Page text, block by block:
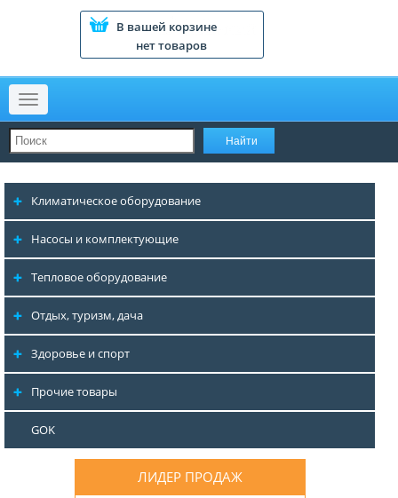
В вашей корзине
нет товаров
Меню
Климатическое оборудование
Насосы и комплектующие
Тепловое оборудование
Отдых, туризм, дача
Здоровье и спорт
Прочие товары
GOK
ЛИДЕР ПРОДАЖ